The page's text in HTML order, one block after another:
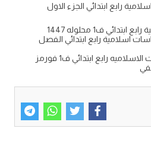
رابع ابتدائي الجزء الاول
ف1 محلوله 1447
اسلامية رابع ابتدائي الفصل
نموذج اختبار تشخيصي الدراسات الاسلاميه رابع ابتدائي ف1 فورمز